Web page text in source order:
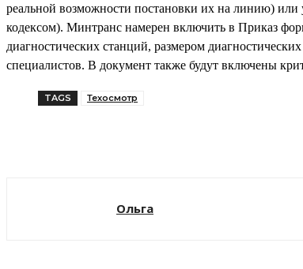
реальной возможности постановки их на линию) или
кодексом). Минтранс намерен включить в Приказ
диагностических станций, размером
специалистов. В документ также будут включены
TAGS Техосмотр
Ольга